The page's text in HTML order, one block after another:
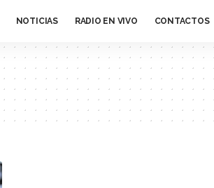
NOTICIAS RADIO EN VIVO CONTACTOS